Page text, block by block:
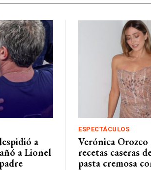
a
a Lionel
ESPECTÁCULOS
Verónica
recetas caseras
pasta cremosa